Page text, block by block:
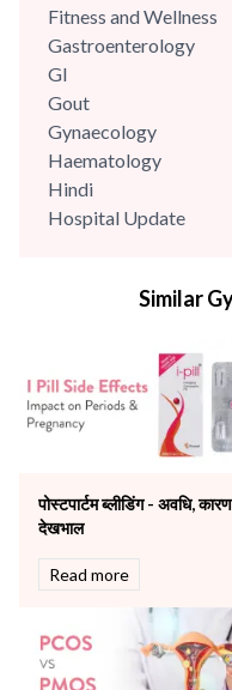
Fitness and Wellness
Gastroenterology
GI
Gout
Gynaecology
Haematology
Hindi
Hospital Update
Mental Health
Neonatology &
Nephrology & Dialysis
Neurology
Other Services
Pulmonology
Rheumatology
Robotic Precision
The Breast Centre
The Oncology Centre
Similar
पोस्टपार्टम ब्लीडिंग - अवधि,
देखभाल
Read more